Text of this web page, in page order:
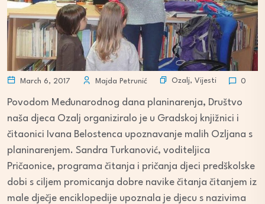
March 6, 2017 Majda Petrunić Ozalj, Vijesti 0
Povodom Međunarodnog dana planinarenja, Društvo
naša djeca Ozalj organiziralo je u Gradskoj knjižnici i
čitaonici Ivana Belostenca upoznavanje malih Ozljana s
planinarenjem. Sandra Turkanović, voditeljica
Pričaonice, programa čitanja i pričanja djeci predškolske
dobi s ciljem promicanja dobre navike čitanja čitanjem iz
male dječje enciklopedije upoznala je djecu s nazivima